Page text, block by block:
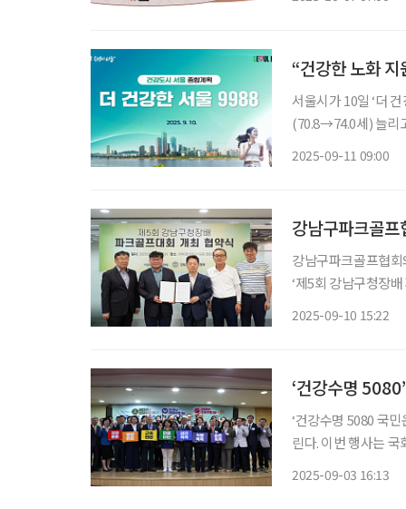
“건강한 노화
서울시가 10일 ‘더
(70.8→74.0세) 늘리
2025-09-11 09:00
강남구파크골프
강남구파크골프협
‘제5회 강남구청장
2025-09-10 15:22
‘건강수명
‘건강수명 5080 국
린다. 이번 행사는
2025-09-03 16:13